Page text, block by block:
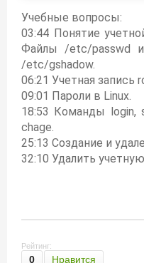
Учебные вопросы:
03:44 Понятие
Файлы /etc/passwd
/etc/gshadow.
06:21 Учетная запись
09:01 Пароли в Linux.
18:53 Команды login,
chage.
25:13 Создание и
32:10 Удалить
Рейтинг:
0 Нравится